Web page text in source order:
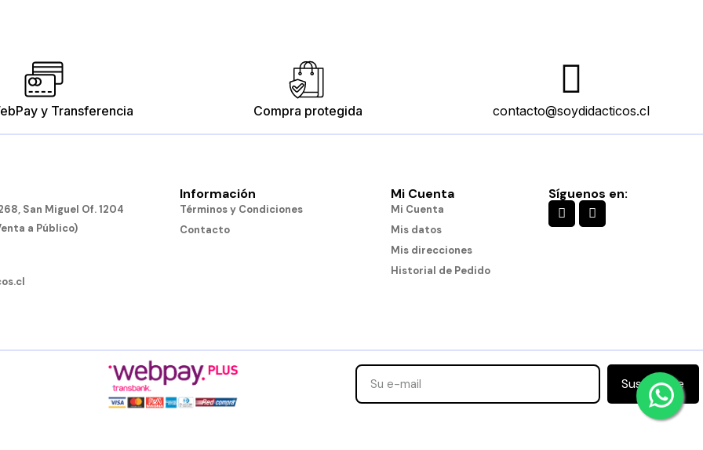
y Transferencia Compra protegida contacto@soydidacticos.cl
San Miguel Of. 1204
a Público)
Información
Términos y Condiciones
Contacto
Mi Cuenta
Mi Cuenta
Mis datos
Mis direcciones
Historial de Pedido
Síguenos en:
Suscribirse